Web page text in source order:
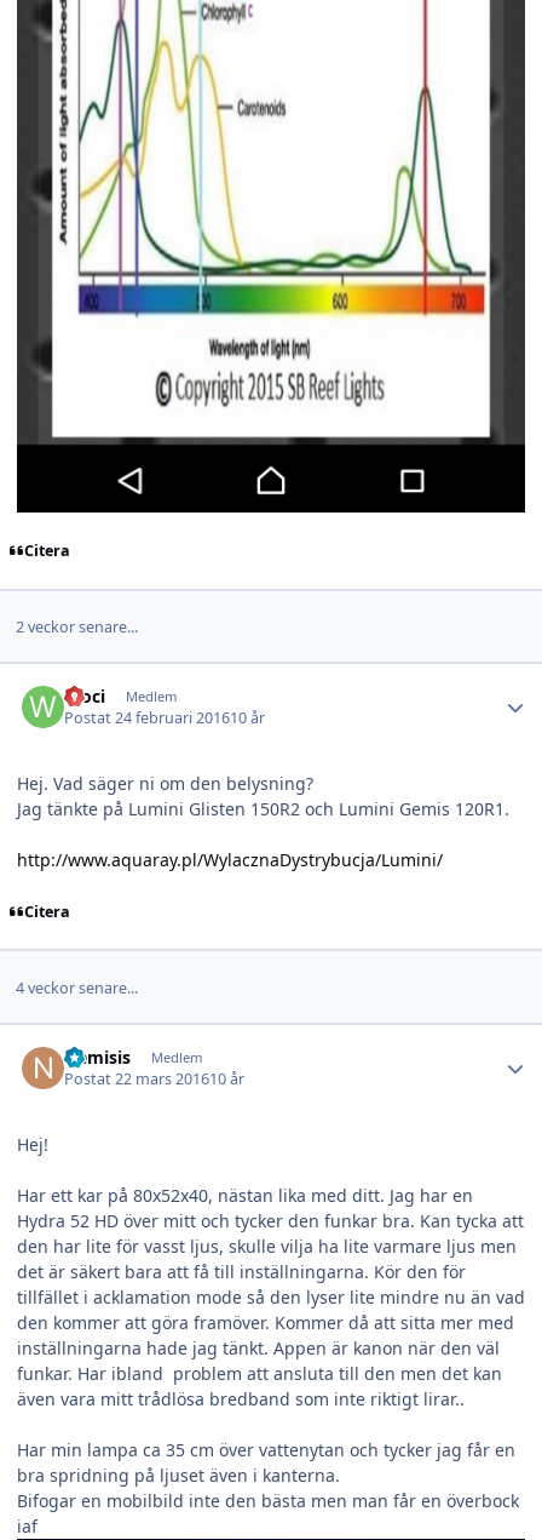
Citera
2 veckor senare...
Woci Medlem
Postat24 februari 201610 år
Hej. Vad säger ni om den belysning?
Jag tänkte på Lumini Glisten 150R2 och Lumini Gemis 120R1.
http://www.aquaray.pl/WylacznaDystrybucja/Lumini/
Citera
4 veckor senare...
Nemisis Medlem
Postat22 mars 201610 år
Hej!
Har ett kar på 80x52x40, nästan lika med ditt. Jag har en
Hydra 52 HD över mitt och tycker den funkar bra. Kan tycka att
den har lite för vasst ljus, skulle vilja ha lite varmare ljus men
det är säkert bara att få till inställningarna. Kör den för
tillfället i acklamation mode så den lyser lite mindre nu än vad
den kommer att göra framöver. Kommer då att sitta mer med
inställningarna hade jag tänkt. Appen är kanon när den väl
funkar. Har ibland problem att ansluta till den men det kan
även vara mitt trådlösa bredband som inte riktigt lirar..
Har min lampa ca 35 cm över vattenytan och tycker jag får en
bra spridning på ljuset även i kanterna.
Bifogar en mobilbild inte den bästa men man får en överbock
iaf